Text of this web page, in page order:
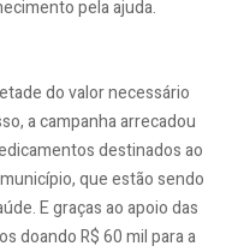
pela ajuda.
do valor necessário
a campanha arrecadou
destinados ao
que estão sendo
E graças ao apoio das
doando R$ 60 mil para a